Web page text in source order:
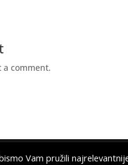
a comment.
Vam pružili